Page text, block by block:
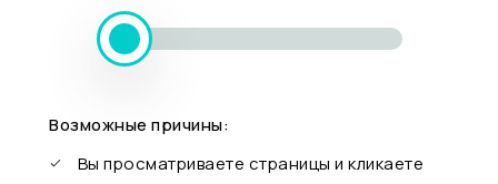
Возможные причины:
Вы просматриваете страницы и кликаете